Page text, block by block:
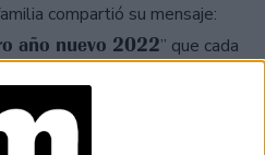
compartió su mensaje:
año nuevo 2022” que cada